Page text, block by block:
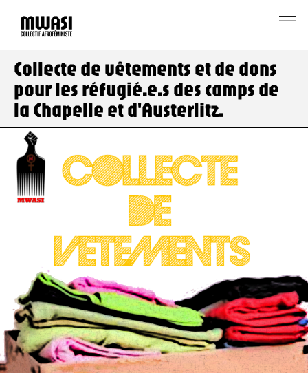
Collecte de vêtements et de dons
pour les réfugié.e.s des camps de
la Chapelle et d'Austerlitz.